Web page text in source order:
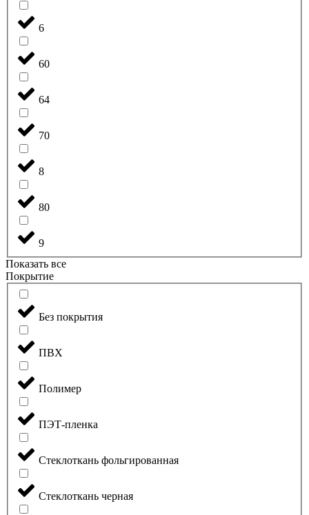
6
60
64
70
8
80
9
Показать все
Покрытие
Без покрытия
ПВХ
Полимер
ПЭТ-пленка
Стеклоткань фольгированная
Стеклоткань черная